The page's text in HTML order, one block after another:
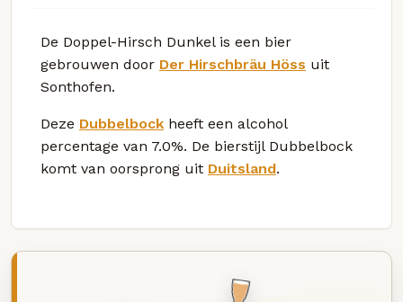
De Doppel-Hirsch Dunkel is een bier
gebrouwen door Der Hirschbräu Höss uit
Sonthofen.
Deze Dubbelbock heeft een alcohol
percentage van 7.0%. De bierstijl Dubbelbock
komt van oorsprong uit Duitsland.